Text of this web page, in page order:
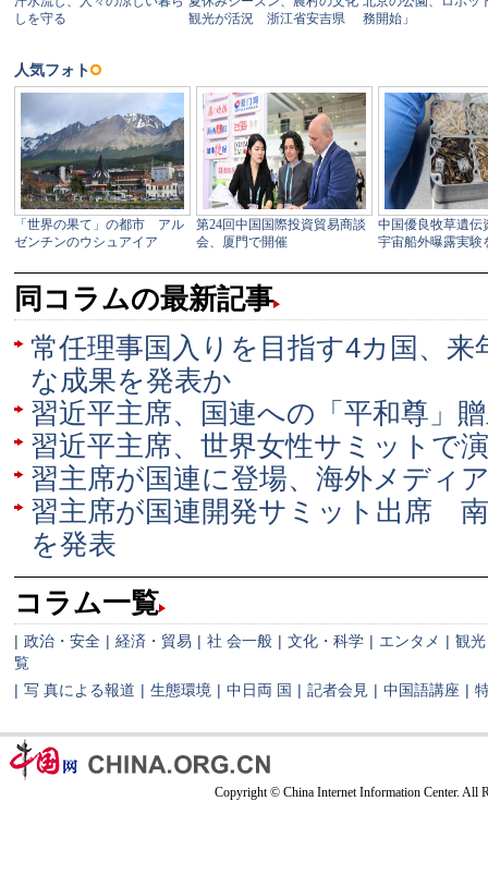
同コラムの最新記事
常任理事国入りを目指す4カ国、来
な成果を発表か
習近平主席、国連への「平和尊」
習近平主席、世界女性サミットで
習主席が国連に登場、海外メディ
習主席が国連開発サミット出席
を発表
コラム一覧
| 政治・安全 | 経済・貿易 | 社 会一般 | 文化・科学 | エンタメ | 観光
覧
| 写 真による報道 | 生態環境 | 中日両 国 | 記者会見 | 中国語講座 |